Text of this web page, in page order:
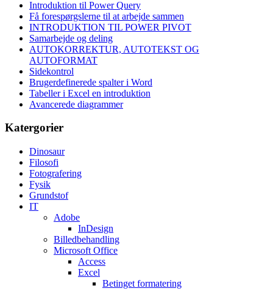
Introduktion til Power Query
Få forespørgslerne til at arbejde sammen
INTRODUKTION TIL POWER PIVOT
Samarbejde og deling
AUTOKORREKTUR, AUTOTEKST OG
AUTOFORMAT
Sidekontrol
Brugerdefinerede spalter i Word
Tabeller i Excel en introduktion
Avancerede diagrammer
Katergorier
Dinosaur
Filosofi
Fotografering
Fysik
Grundstof
IT
Adobe
InDesign
Billedbehandling
Microsoft Office
Access
Excel
Betinget formatering